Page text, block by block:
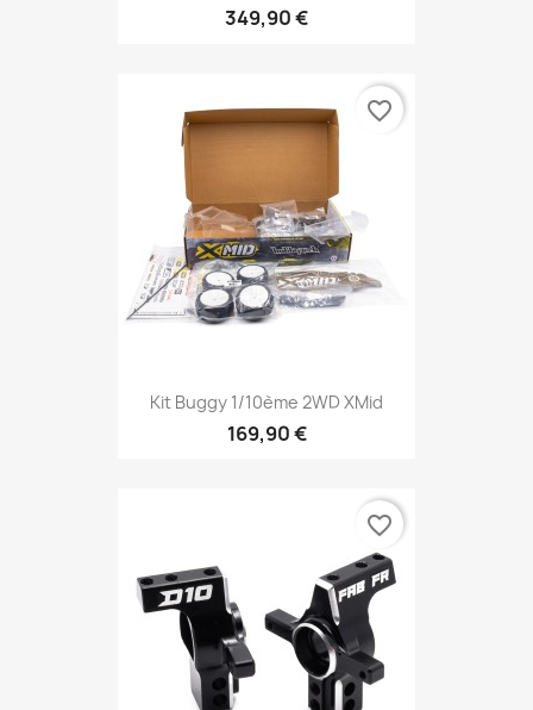
349,90 €
Kit Buggy 1/10ème 2WD XMid
169,90 €
favorite_border
favorite_border